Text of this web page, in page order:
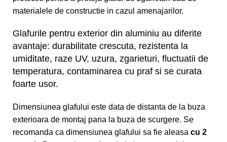
materialele de constructie in cazul amenajarilor.
Glafurile pentru exterior din aluminiu au diferite
avantaje: durabilitate crescuta, rezistenta la
umiditate, raze UV, uzura, zgarieturi, fluctuatii de
temperatura, contaminarea cu praf si se curata
foarte usor.
Dimensiunea glafului este data de distanta de la buza
exterioara de montaj pana la buza de scurgere. Se
recomanda ca dimensiunea glafului sa fie aleasa cu 2